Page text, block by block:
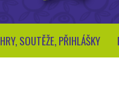
HRY, SOUTĚŽE, PŘIHLÁŠKY